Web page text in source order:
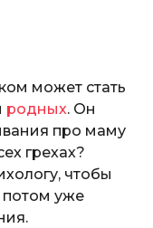
может стать
родных. Он
про маму
грехах?
чтобы
потом уже